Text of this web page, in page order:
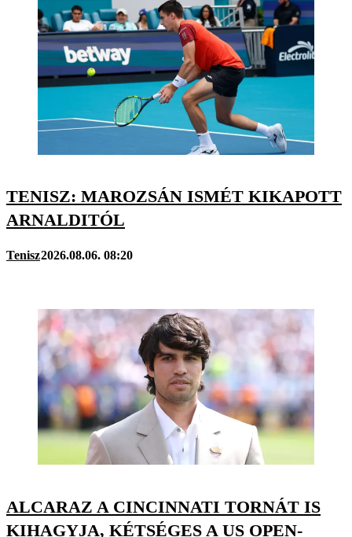
TENISZ: MAROZSÁN ISMÉT KIKAPOTT
ARNALDITÓL
Tenisz2026.08.06. 08:20
ALCARAZ A CINCINNATI TORNÁT IS
KIHAGYJA, KÉTSÉGES A US OPEN-